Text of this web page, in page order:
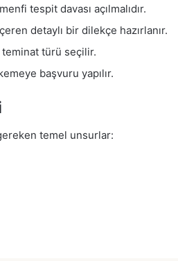
tespit davası açılmalıdır.
detaylı bir dilekçe hazırlanır.
türü seçilir.
başvuru yapılır.
temel unsurlar: